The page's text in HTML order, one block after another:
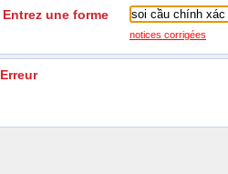
Entrez une forme
notices corrigées
Erreur